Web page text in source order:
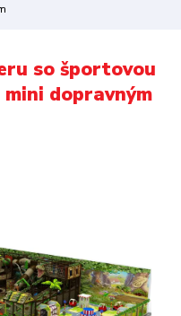
so športovou
dopravným